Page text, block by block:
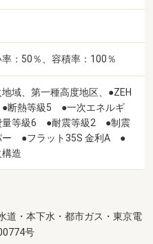
：50％、容積率：100％
域、第一種高度地区、●ZEH
断熱等級5 ●一次エネルギ
量等級6 ●耐震等級2 ●制震
ー ●フラット35S 金利A ●
造
道・本下水・都市ガス・東京電
号